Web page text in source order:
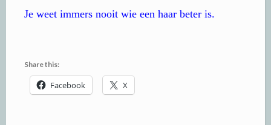
Je weet immers nooit wie een haar beter is.
Share this:
Facebook X